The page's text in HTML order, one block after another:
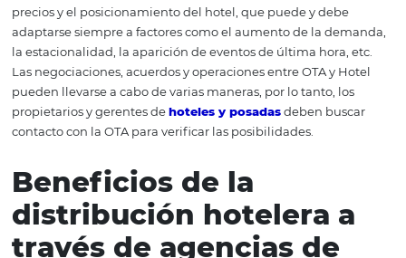
Kayak.
¿Cómo funciona el servicio de hotel de OTA?Como
de distribución en línea, la relación de OTA con el hotel
cabo a través de contratos y acuerdos. El tipo de
más común se llama Asignación, un término en inglés
agencias en línea. La asignación indica que el hotel
disposición un lote de apartamentos o noches de
OTA. Como las habitaciones se venden a través de un
intermediario, el hotelero generalmente tiene que